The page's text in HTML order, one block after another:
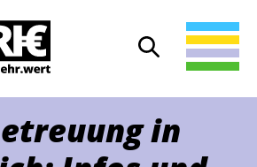
Suche öffnen
Suche
in